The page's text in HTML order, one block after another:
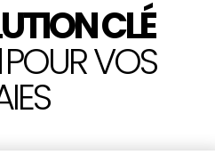
CLÉ
POUR VOS